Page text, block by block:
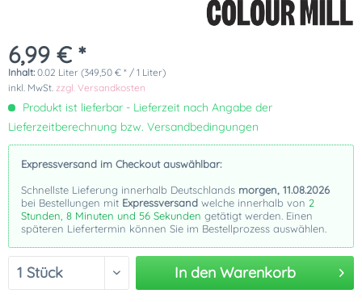
6,99 € *
Inhalt: 0.02 Liter (349,50 € * / 1 Liter)
inkl. MwSt. zzgl. Versandkosten
Produkt ist lieferbar - Lieferzeit nach Angabe der
Lieferzeitberechnung bzw. Versandbedingungen
Expressversand im Checkout auswählbar:
Schnellste Lieferung innerhalb Deutschlands morgen, 11.08.2026
bei Bestellungen mit Expressversand welche innerhalb von 2
Stunden, 8 Minuten und 56 Sekunden getätigt werden. Einen
späteren Liefertermin können Sie im Bestellprozess auswählen.
In den Warenkorb